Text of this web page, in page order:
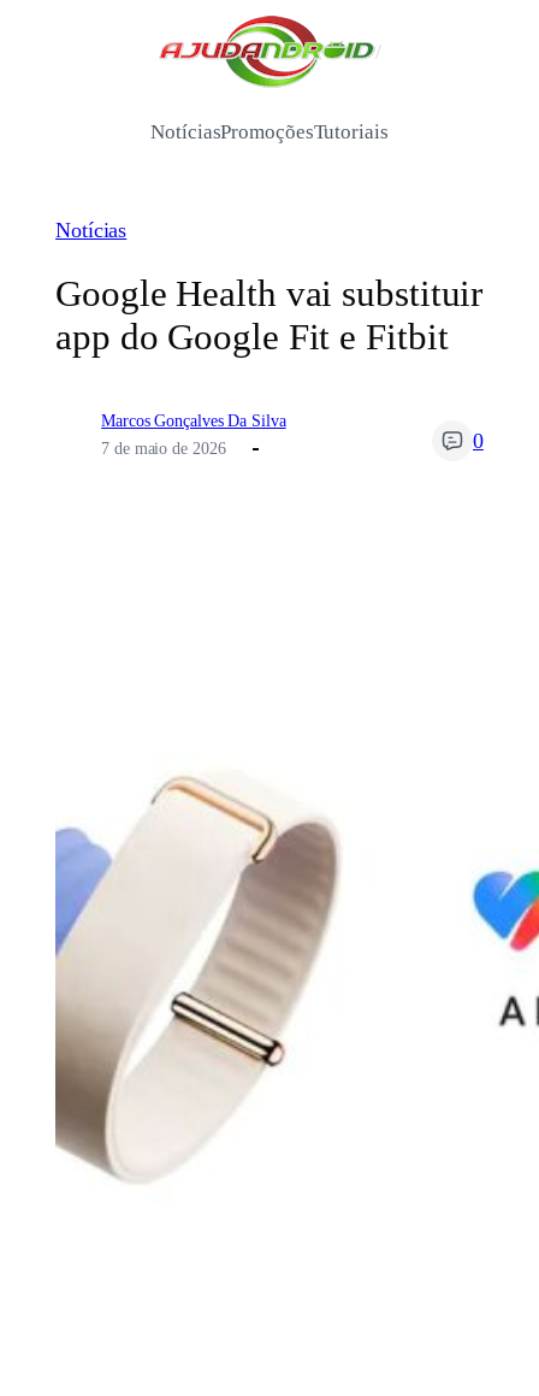
/
NotíciasPromoçõesTutoriais
Notícias
Google Health vai substituir
app do Google Fit e Fitbit
Marcos Gonçalves Da Silva
7 de maio de 2026
0